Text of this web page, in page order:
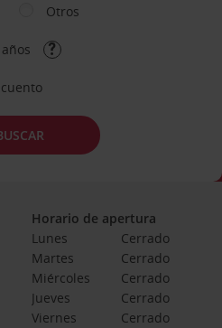
Otros
Horario de apertura
Lunes
Cerrado
Martes
Cerrado
Miércoles
Cerrado
Jueves
Cerrado
Viernes
Cerrado